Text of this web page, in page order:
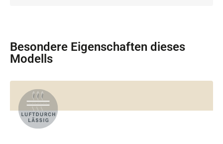
Besondere Eigenschaften dieses
Modells